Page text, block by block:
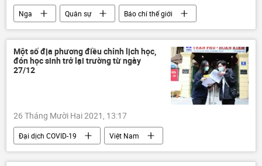
Nga Quân sự Báo chí thế giới
Một số địa phương điều chỉnh lịch học,
đón học sinh trở lại trường từ ngày
27/12
26 Tháng Mười Hai 2021, 13:17
Đại dịch COVID-19
Việt Nam
Xã hội
Hà Nội
học sinh